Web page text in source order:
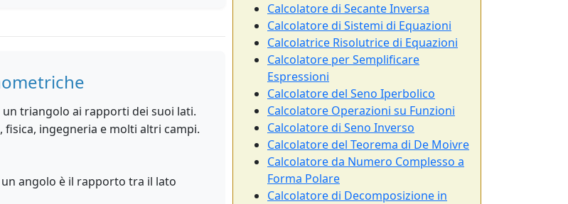
triangolo ai rapporti dei suoi lati.
ingegneria e molti altri campi.
angolo è il rapporto tra il lato
Calcolatore di Secante Inversa
Calcolatore di Sistemi di Equazioni
Calcolatrice Risolutrice di Equazioni
Calcolatore per Semplificare
Espressioni
Calcolatore del Seno Iperbolico
Calcolatore Operazioni su Funzioni
Calcolatore di Seno Inverso
Calcolatore del Teorema di De Moivre
Calcolatore da Numero Complesso a
Forma Polare
Calcolatore di Decomposizione in